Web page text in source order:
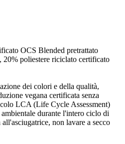
OCS Blended pretrattato
20% poliestere riciclato certificato
dei colori e della qualità,
vegana certificata senza
LCA (Life Cycle Assessment)
durante l'intero ciclo di
non lavare a secco